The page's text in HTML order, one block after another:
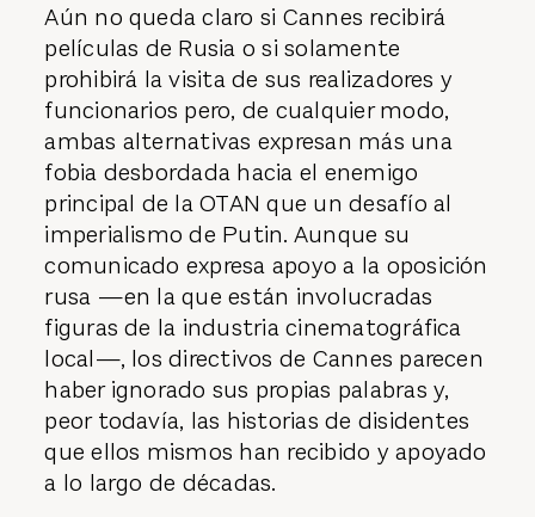
Aún no queda claro si Cannes recibirá
películas de Rusia o si solamente
prohibirá la visita de sus realizadores y
funcionarios pero, de cualquier modo,
ambas alternativas expresan más una
fobia desbordada hacia el enemigo
principal de la OTAN que un desafío al
imperialismo de Putin. Aunque su
comunicado expresa apoyo a la oposición
rusa —en la que están involucradas
figuras de la industria cinematográfica
local—, los directivos de Cannes parecen
haber ignorado sus propias palabras y,
peor todavía, las historias de disidentes
que ellos mismos han recibido y apoyado
a lo largo de décadas.